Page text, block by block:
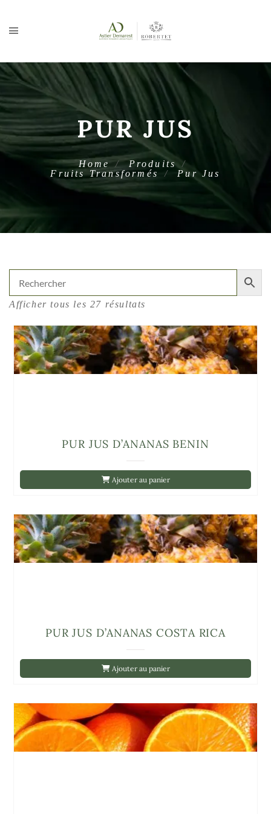
PUR JUS
Home
Produits
Fruits Transformés
Pur Jus
Afficher tous les 27 résultats
Ajouter au panier
PUR JUS D’ANANAS BENIN
Ajouter au panier
PUR JUS D’ANANAS COSTA RICA